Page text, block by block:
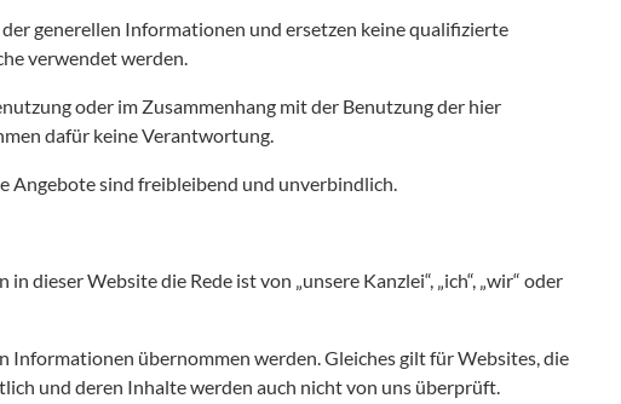
generellen Informationen und ersetzen keine qualifizierte
verwendet werden.
oder im Zusammenhang mit der Benutzung der hier
dafür keine Verantwortung.
sind freibleibend und unverbindlich.
dieser Website die Rede ist von „unsere Kanzlei“, „ich“, „wir“ oder
übernommen werden. Gleiches gilt für Websites, die
und deren Inhalte werden auch nicht von uns überprüft.